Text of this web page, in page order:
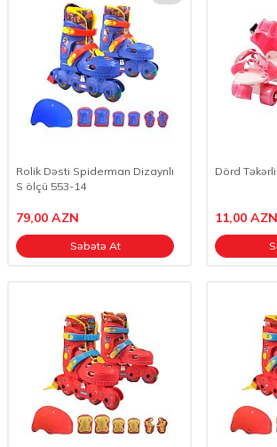
Rolik Dəsti Spiderman Dizaynlı
S ölçü 553-14
79,00 AZN
Səbətə At
Dörd
11,00 AZN